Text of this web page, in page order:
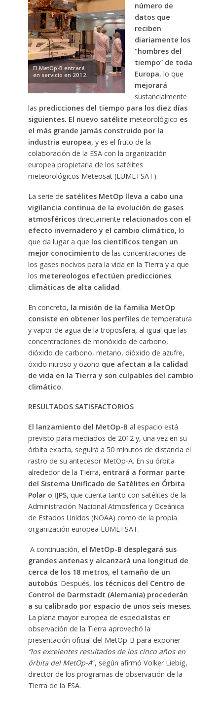
El MetOp-B entrará
en servicio en 2012
número de
datos que
reciben
diariamente los
“hombres del
tiempo” de toda
Europa, lo que
mejorará
sustancialmente
las predicciones del tiempo para los diez días
siguientes. El nuevo satélite meteorológico es
el más grande jamás construido por la
industria europea, y es el fruto de la
colaboración de la ESA con la organización
europea propietaria de los satélites
meteorológicos Meteosat (EUMETSAT).
La serie de satélites MetOp lleva a cabo una
vigilancia continua de la evolución de gases
atmosféricosdirectamente relacionados con el
efecto invernadero y el cambio climático, lo
que da lugar a que los científicos tengan un
mejor conocimiento de las concentraciones de
los gases nocivos para la vida en la Tierra y a que
los metereologos efectúen predicciones
climáticas de alta calidad.
En concreto, la misión de la familia MetOp
consiste en obtener los perfiles de temperatura
y vapor de agua de la troposfera, al igual que las
concentraciones de monóxido de carbono,
dióxido de carbono, metano, dióxido de azufre,
óxido nitroso y ozono que afectan a la calidad
de vida en la Tierra y son culpables del cambio
climático.
RESULTADOS SATISFACTORIOS
El lanzamiento del MetOp-B al espacio está
previsto para mediados de 2012 y, una vez en su
órbita exacta, seguirá a 50 minutos de distancia el
rastro de su antecesor MetOp-A. En su órbita
alrededor de la Tierra, entrará a formar parte
del Sistema Unificado de Satélites en Órbita
Polar o IJPS, que cuenta tanto con satélites de la
Administración Nacional Atmosférica y Oceánica
de Estados Unidos (NOAA) como de la propia
organización europea EUMETSAT.
A continuación, el MetOp-B desplegará sus
grandes antenas y alcanzará una longitud de
cerca de los 18 metros, el tamaño de un
autobús. Después, los técnicos del Centro de
Control de Darmstadt (Alemania) procederán
a su calibrado por espacio de unos seis meses.
La plana mayor europea de especialistas en
observación de la Tierra aprovechó la
presentación oficial del MetOp-B para exponer
“los excelentes resultados de los cinco años en
órbita del MetOp-A”, según afirmó Volker Liebig,
director de los programas de observación de la
Tierra de la ESA.